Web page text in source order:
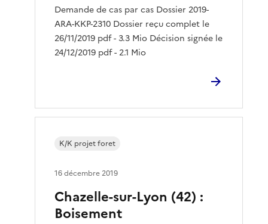
Demande de cas par cas Dossier 2019-
ARA-KKP-2310 Dossier reçu complet le
26/11/2019 pdf - 3.3 Mio Décision signée le
24/12/2019 pdf - 2.1 Mio
Chazelle-sur-Lyon (42) :
Boisement
K/K projet foret
16 décembre 2019